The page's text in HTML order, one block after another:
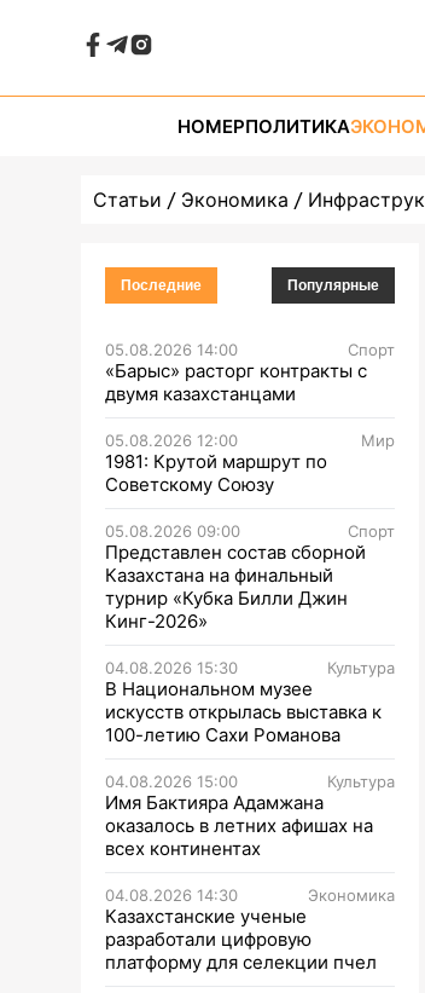
НОМЕРПОЛИТИКА
Статьи Экономика
Последние Популярные
05.08.2026 14:00 Спорт
«Барыс» расторг контракты с
двумя казахстанцами
05.08.2026 12:00 Мир
1981: Крутой маршрут по
Советскому Союзу
05.08.2026 09:00 Спорт
Представлен состав сборной
Казахстана на финальный
турнир «Кубка Билли Джин
Кинг-2026»
04.08.2026 15:30 Культура
В Национальном музее
искусств открылась выставка к
100-летию Сахи Романова
04.08.2026 15:00 Культура
Имя Бактияра Адамжана
оказалось в летних афишах на
всех континентах
04.08.2026 14:30 Экономика
Казахстанские ученые
разработали цифровую
платформу для селекции пчел